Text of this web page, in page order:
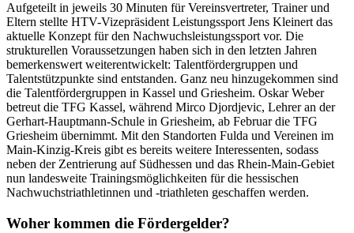
Aufgeteilt in jeweils 30 Minuten für Vereinsvertreter, Trainer und
Eltern stellte HTV-Vizepräsident Leistungssport Jens Kleinert das
aktuelle Konzept für den Nachwuchsleistungssport vor. Die
strukturellen Voraussetzungen haben sich in den letzten Jahren
bemerkenswert weiterentwickelt: Talentfördergruppen und
Talentstützpunkte sind entstanden. Ganz neu hinzugekommen sind
die Talentfördergruppen in Kassel und Griesheim. Oskar Weber
betreut die TFG Kassel, während Mirco Djordjevic, Lehrer an der
Gerhart-Hauptmann-Schule in Griesheim, ab Februar die TFG
Griesheim übernimmt. Mit den Standorten Fulda und Vereinen im
Main-Kinzig-Kreis gibt es bereits weitere Interessenten, sodass
neben der Zentrierung auf Südhessen und das Rhein-Main-Gebiet
nun landesweite Trainingsmöglichkeiten für die hessischen
Nachwuchstriathletinnen und -triathleten geschaffen werden.
Woher kommen die Fördergelder?